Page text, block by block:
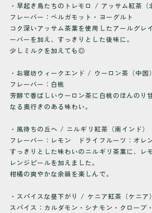
・早起き鳥たちのトレモロ / アッサム紅茶（
フレーバー：ベルガモット・ヨーグルト
コク深いアッサム茶葉を使用したアールグレ
ーバーを加え、すっきりとした後味に。
少しミルクを加えても◎
・お寝坊ウィークエンド / ウーロン茶（中国）
フレーバー：白桃
芳醇で香ばしいウーロン茶に白桃のほんのり
なる奥行きのある味わい。
・風待ちの丘へ / ニルギリ紅茶（南インド）
フレーバー：レモン ドライフルーツ：オレ
すっきりとした味わいのニルギリ茶葉に、レ
レンジピールを加えました。
柑橘の爽やかな余韻を楽しんで。
・スパイスな昼下がり / ケニア紅茶（ケニア）
スパイス：カルダモン・シナモン・クローブ